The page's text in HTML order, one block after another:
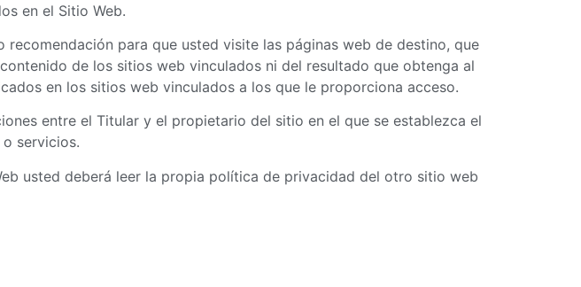
en el Sitio Web.
para que usted visite las páginas web de destino, que
de los sitios web vinculados ni del resultado que obtenga al
en los sitios web vinculados a los que le proporciona acceso.
entre el Titular y el propietario del sitio en el que se establezca el
servicios.
usted deberá leer la propia política de privacidad del otro sitio web